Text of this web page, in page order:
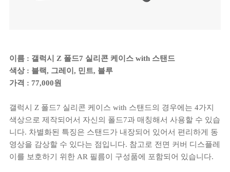
이름 : 갤럭시 Z 폴드7 실리콘 케이스 with 스탠드
색상 : 블랙, 그레이, 민트, 블루
가격 : 77,000원
갤럭시 Z 폴드7 실리콘 케이스 with 스탠드의 경우에는 4가지
색상으로 제작되어서 자신의 폴드7과 매칭해서 사용할 수 있습
니다. 차별화된 특징은 스탠드가 내장되어 있어서 편리하게 동
영상을 감상할 수 있다는 점입니다. 참고로 전면 커버 디스플레
이를 보호하기 위한 AR 필름이 구성품에 포함되어 있습니다.